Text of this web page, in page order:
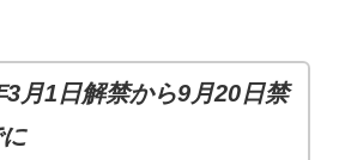
3月1日解禁から9月20日禁